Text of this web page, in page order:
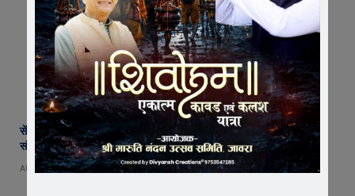
सेंट पॉल्स कॉन्वेंट स्कूल में छात्र परिषद का शपथ ग्रहण समारोह गरिमामय माहौल में
संपन्न
AUGUST 5, 2026